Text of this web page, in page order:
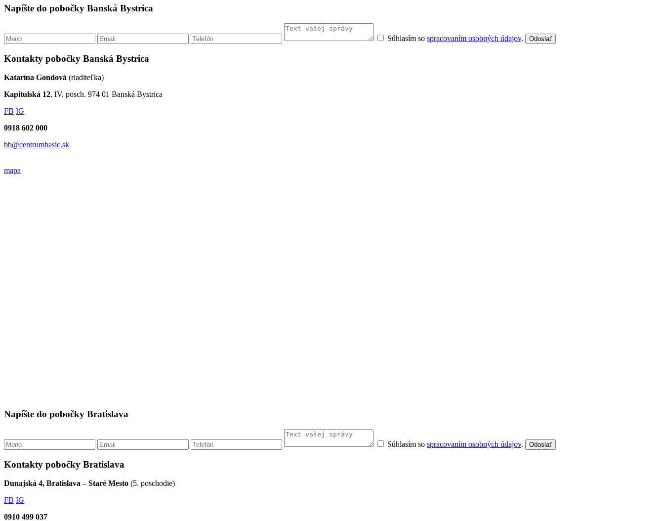
Napíšte do pobočky Banská Bystrica
Súhlasím so spracovaním osobných údajov. Odoslať
Kontakty pobočky Banská Bystrica
Katarína Gondová (riaditeľka)
Kapitulská 12, IV. posch. 974 01 Banská Bystrica
FB IG
0918 602 000
bb@centrumbasic.sk
mapa
Napíšte do pobočky Bratislava
Súhlasím so spracovaním osobných údajov. Odoslať
Kontakty pobočky Bratislava
Dunajská 4, Bratislava – Staré Mesto (5. poschodie)
FB IG
0910 499 037